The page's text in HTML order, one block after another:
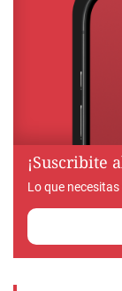
¡Suscribite
Lo que